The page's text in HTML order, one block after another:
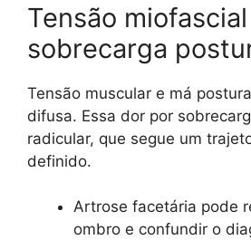
Tensão
sobrecarga
Tensão muscular e má
difusa. Essa dor por
radicular, que segue um
definido.
Artrose facetária pode
ombro e confundir o